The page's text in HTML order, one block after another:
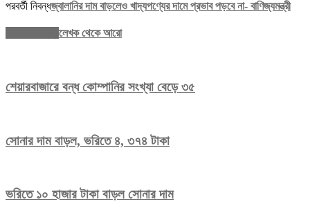
পরবর্তী নিবন্ধজ্বালানির দাম বাড়লেও খাদ্যপণ্যের দামে প্রভাব পড়বে না- বাণিজ্যমন্ত্রী
লেখক থেকে আরো
শেয়ারবাজারে বন্ধ কোম্পানির সংখ্যা বেড়ে ৩৫
সোনার দাম বাড়ল, ভরিতে ৪, ৩৭৪ টাকা
ভরিতে ১০ হাজার টাকা বাড়ল সোনার দাম